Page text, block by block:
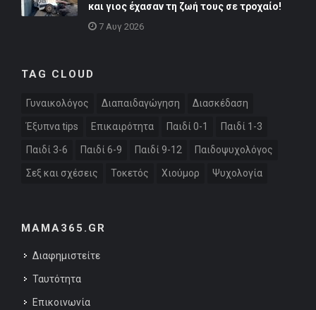
και γιος έχασαν τη ζωή τους σε τροχαίο!
7 Αυγ 2026
TAG CLOUD
Γυναικολόγος Διαπαιδαγώγηση Διασκέδαση
Έξυπνα tips Επικαιρότητα Παιδί 0-1 Παιδί 1-3
Παιδί 3-6 Παιδί 6-9 Παιδί 9-12 Παιδοψυχολόγος
Σεξ και σχέσεις Τοκετός Χιούμορ Ψυχολογία
MAMA365.GR
Διαφημιστείτε
Ταυτότητα
Επικοινωνία